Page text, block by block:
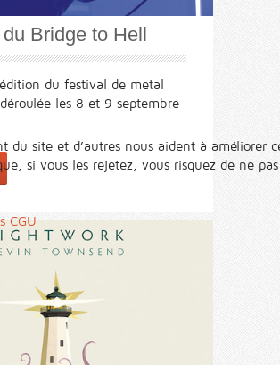
Bridge to Hell
du festival de metal
déroulée les 8 et 9 septembre
site et d’autres nous aident à améliorer
si vous les rejetez, vous risquez de ne
CGU